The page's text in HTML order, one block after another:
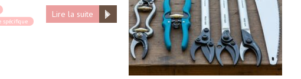
Lire la suite